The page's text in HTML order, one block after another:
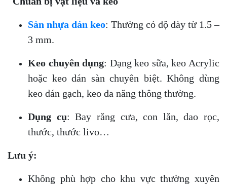
Sàn nhựa dán keo: Thường có độ dày từ 1.5 –
3 mm.
Keo chuyên dụng: Dạng keo sữa, keo Acrylic
hoặc keo dán sàn chuyên biệt. Không dùng
keo dán gạch, keo đa năng thông thường.
Dụng cụ: Bay răng cưa, con lăn, dao rọc,
thước, thước livo…
Lưu ý:
Không phù hợp cho khu vực thường xuyên